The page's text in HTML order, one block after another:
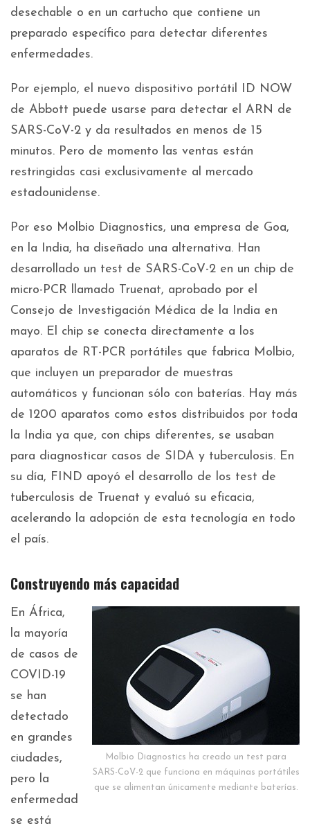
desechable o en un cartucho que contiene un
preparado específico para detectar diferentes
enfermedades.
Por ejemplo, el nuevo dispositivo portátil ID NOW
de Abbott puede usarse para detectar el ARN de
SARS-CoV-2 y da resultados en menos de 15
minutos. Pero de momento las ventas están
restringidas casi exclusivamente al mercado
estadounidense.
Por eso Molbio Diagnostics, una empresa de Goa,
en la India, ha diseñado una alternativa. Han
desarrollado un test de SARS-CoV-2 en un chip de
micro-PCR llamado Truenat, aprobado por el
Consejo de Investigación Médica de la India en
mayo. El chip se conecta directamente a los
aparatos de RT-PCR portátiles que fabrica Molbio,
que incluyen un preparador de muestras
automáticos y funcionan sólo con baterías. Hay más
de 1200 aparatos como estos distribuidos por toda
la India ya que, con chips diferentes, se usaban
para diagnosticar casos de SIDA y tuberculosis. En
su día, FIND apoyó el desarrollo de los test de
tuberculosis de Truenat y evaluó su eficacia,
acelerando la adopción de esta tecnología en todo
el país.
Construyendo más capacidad
Molbio Diagnostics ha creado un test para
SARS-CoV-2 que funciona en máquinas portátiles
que se alimentan únicamente mediante baterías.
En África,
la mayoría
de casos de
COVID-19
se han
detectado
en grandes
ciudades,
pero la
enfermedad
se está